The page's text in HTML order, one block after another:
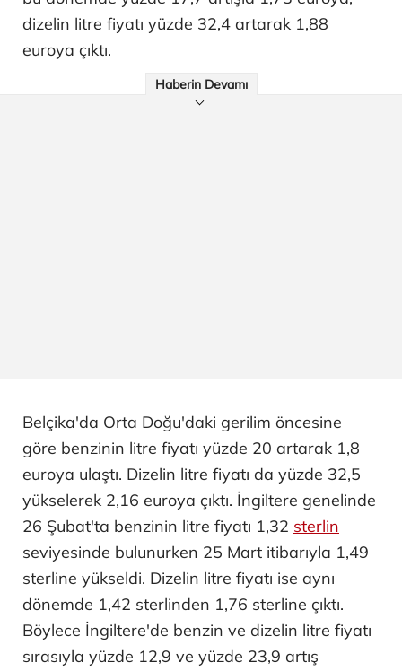
dizelin litre fiyatı yüzde 32,4 artarak 1,88
euroya çıktı.
Haberin Devamı
Belçika'da Orta Doğu'daki gerilim öncesine
göre benzinin litre fiyatı yüzde 20 artarak 1,8
euroya ulaştı. Dizelin litre fiyatı da yüzde 32,5
yükselerek 2,16 euroya çıktı. İngiltere genelinde
26 Şubat'ta benzinin litre fiyatı 1,32 sterlin
seviyesinde bulunurken 25 Mart itibarıyla 1,49
sterline yükseldi. Dizelin litre fiyatı ise aynı
dönemde 1,42 sterlinden 1,76 sterline çıktı.
Böylece İngiltere'de benzin ve dizelin litre fiyatı
sırasıyla yüzde 12,9 ve yüzde 23,9 artış